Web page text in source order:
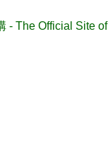
- The Official Site of